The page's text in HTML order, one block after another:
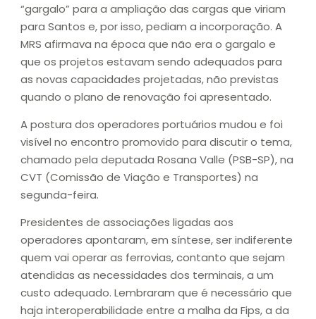
“gargalo” para a ampliação das cargas que viriam
para Santos e, por isso, pediam a incorporação. A
MRS afirmava na época que não era o gargalo e
que os projetos estavam sendo adequados para
as novas capacidades projetadas, não previstas
quando o plano de renovação foi apresentado.
A postura dos operadores portuários mudou e foi
visível no encontro promovido para discutir o tema,
chamado pela deputada Rosana Valle (PSB-SP), na
CVT (Comissão de Viação e Transportes) na
segunda-feira.
Presidentes de associações ligadas aos
operadores apontaram, em síntese, ser indiferente
quem vai operar as ferrovias, contanto que sejam
atendidas as necessidades dos terminais, a um
custo adequado. Lembraram que é necessário que
haja interoperabilidade entre a malha da Fips, a da